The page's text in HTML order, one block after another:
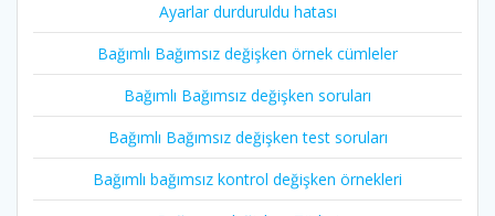
Ayarlar durduruldu hatası
Bağımlı Bağımsız değişken örnek cümleler
Bağımlı Bağımsız değişken soruları
Bağımlı Bağımsız değişken test soruları
Bağımlı bağımsız kontrol değişken örnekleri